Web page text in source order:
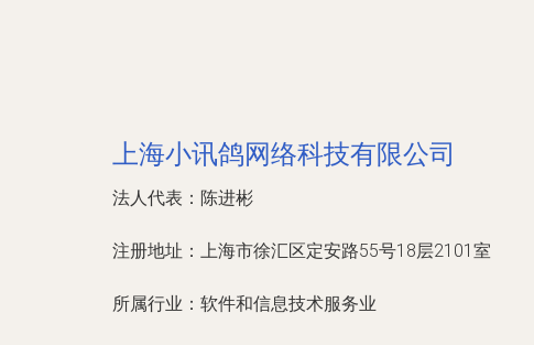
上海小讯鸽网络科技有限公司
法人代表： 陈进彬
注册地址： 上海市徐汇区定安路55号18层2101室
所属行业： 软件和信息技术服务业